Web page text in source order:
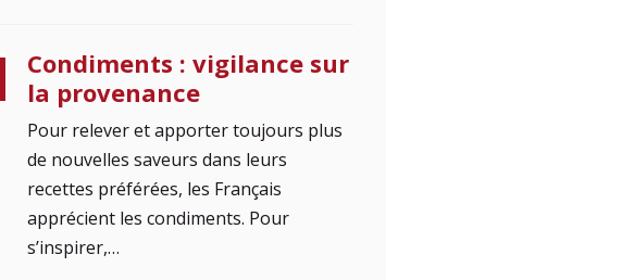
Condiments : vigilance sur
la provenance
Pour relever et apporter toujours plus
de nouvelles saveurs dans leurs
recettes préférées, les Français
apprécient les condiments. Pour
s’inspirer,…